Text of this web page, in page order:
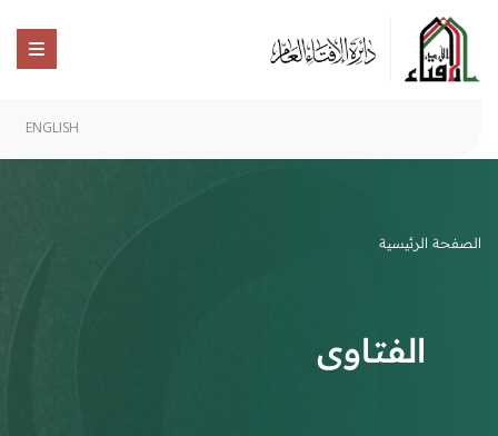
ENGLISH
الصفحة الرئيسية
الفتاوى